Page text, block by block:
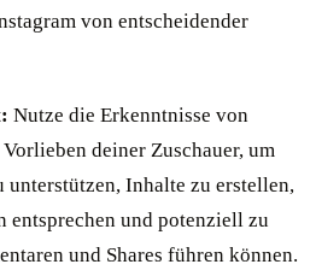
von entscheidender
Nutze die Erkenntnisse von
deiner Zuschauer, um
unterstützen, Inhalte zu erstellen,
entsprechen und potenziell zu
und Shares führen können.